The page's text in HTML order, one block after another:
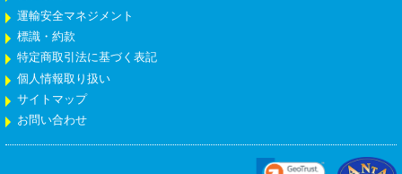
運輸安全マネジメント
標識・約款
特定商取引法に基づく表記
個人情報取り扱い
サイトマップ
お問い合わせ